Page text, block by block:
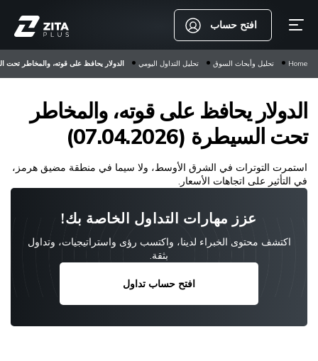
افتح حساب
Home تحليل وأبحاث السوق تحليل التداول اليومي الدولار يحافظ على قوته، والمخاطر تحت السيطرة
الدولار يحافظ على قوته، والمخاطر
تحت السيطرة (07.04.2026)
استمرت التوترات في الشرق الأوسط، ولا سيما في منطقة مضيق هرمز،
في التأثير على اتجاهات الأسعار.
عزز مهارات التداول الخاصة بك!
اكتشف محتوى الخبراء لدينا، واكتسب رؤى واستراتيجيات، وتداول
بثقة.
افتح حساب تداول